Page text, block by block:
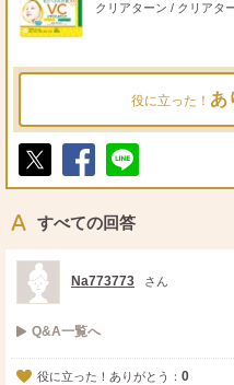
クリアターン / クリアタ
役に立った！ あ
ポ
ト
シ
ア
送
すべての回答
Na773773 さん
Q&A一覧へ
役に立った！ありがとう： 0